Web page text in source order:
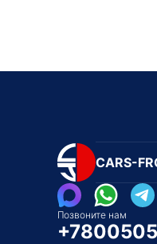
CARS-
Позвоните нам